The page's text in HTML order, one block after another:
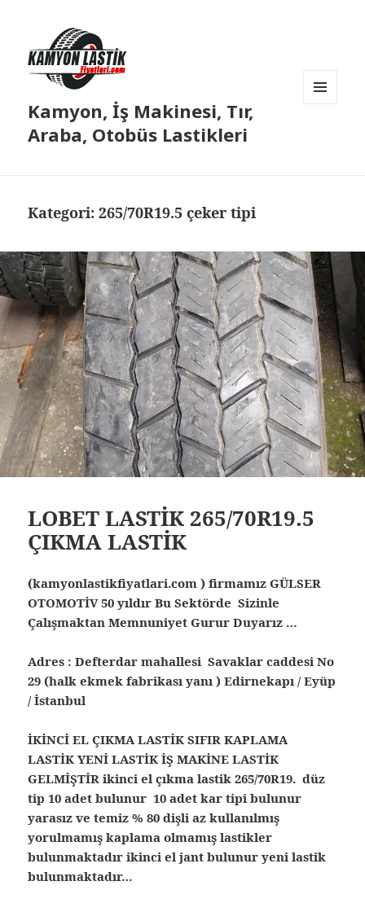
Kamyon, İş Makinesi, Tır,
Araba, Otobüs Lastikleri
Kategori:265/70R19.5 çeker tipi
LOBET LASTİK 265/70R19.5
ÇIKMA LASTİK
(kamyonlastikfiyatlari.com ) firmamız GÜLSER
OTOMOTİV 50 yıldır Bu Sektörde Sizinle
Çalışmaktan Memnuniyet Gurur Duyarız …
Adres : Defterdar mahallesi Savaklar caddesi No
29 (halk ekmek fabrikası yanı ) Edirnekapı / Eyüp
/ İstanbul
İKİNCİ EL ÇIKMA LASTİK SIFIR KAPLAMA
LASTİK YENİ LASTİK İŞ MAKİNE LASTİK
GELMİŞTİR ikinci el çıkma lastik 265/70R19. düz
tip 10 adet bulunur 10 adet kar tipi bulunur
yarasız ve temiz % 80 dişli az kullanılmış
yorulmamış kaplama olmamış lastikler
bulunmaktadır ikinci el jant bulunur yeni lastik
bulunmaktadır…